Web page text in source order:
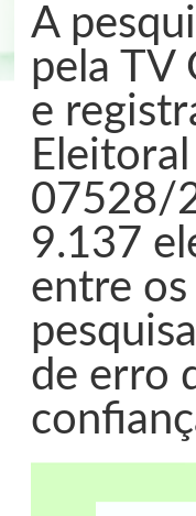
A
pela TV
e
07528/
9.137
entre
de erro